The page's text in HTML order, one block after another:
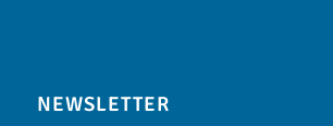
NEWSLETTER